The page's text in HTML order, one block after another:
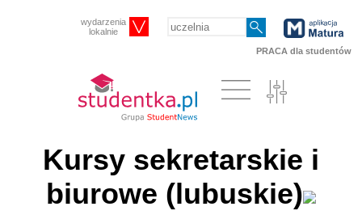
wydarzenia
lokalnie
PRACA dla studentów
Kursy sekretarskie i
biurowe (lubuskie)